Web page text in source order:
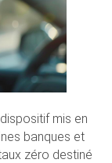
mis en
banques et
zéro destiné